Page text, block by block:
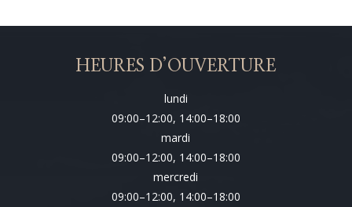
HEURES D’OUVERTURE
lundi
09:00–12:00, 14:00–18:00
mardi
09:00–12:00, 14:00–18:00
mercredi
09:00–12:00, 14:00–18:00